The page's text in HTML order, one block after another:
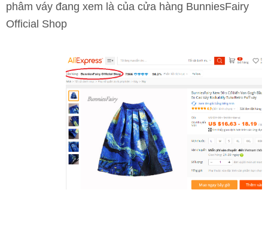
phâm váy đang xem là của cửa hàng BunniesFairy
Official Shop